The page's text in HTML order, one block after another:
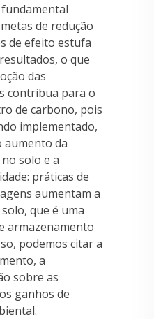
de redução
de efeito estufa
o que
das
contribua para o
de carbono, pois
implementado,
aumento da
solo e a
práticas de
aumentam a
que é uma
armazenamento
podemos citar a
a
sobre as
ganhos de